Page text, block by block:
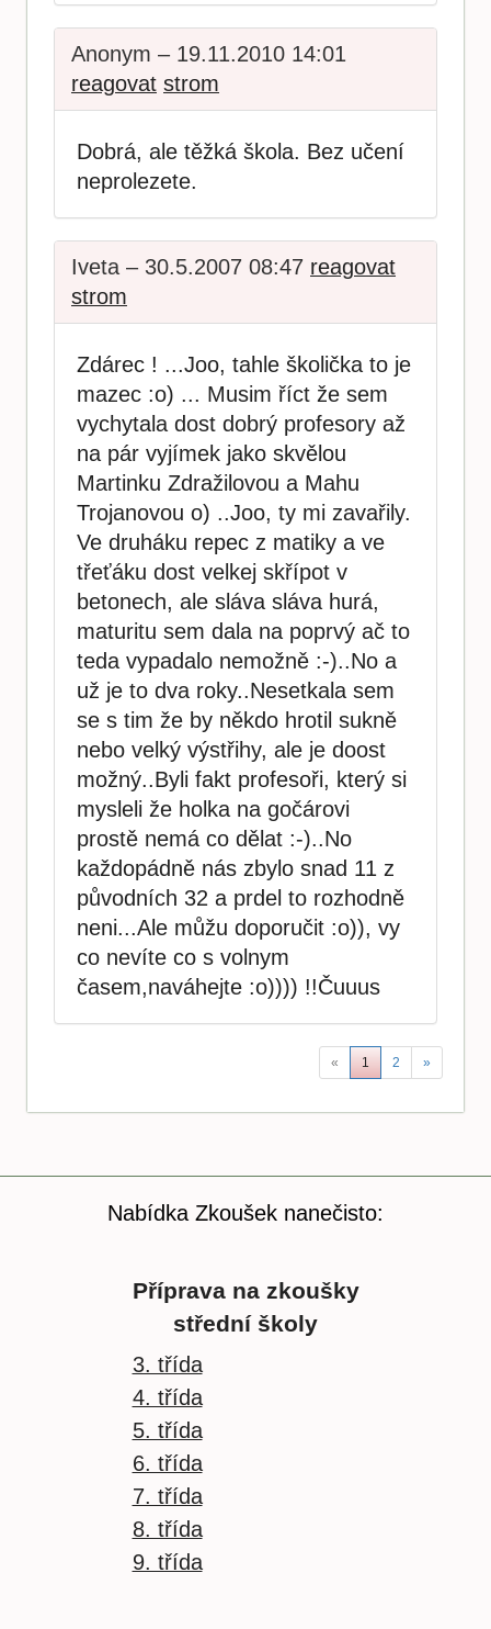
Anonym – 19.11.2010 14:01
reagovat strom
Dobrá, ale těžká škola. Bez učení
neprolezete.
Iveta – 30.5.2007 08:47 reagovat
strom
Zdárec ! ...Joo, tahle školička to je
mazec :o) ... Musim říct že sem
vychytala dost dobrý profesory až
na pár vyjímek jako skvělou
Martinku Zdražilovou a Mahu
Trojanovou o) ..Joo, ty mi zavařily.
Ve druháku repec z matiky a ve
třeťáku dost velkej skřípot v
betonech, ale sláva sláva hurá,
maturitu sem dala na poprvý ač to
teda vypadalo nemožně :-)..No a
už je to dva roky..Nesetkala sem
se s tim že by někdo hrotil sukně
nebo velký výstřihy, ale je doost
možný..Byli fakt profesoři, který si
mysleli že holka na gočárovi
prostě nemá co dělat :-)..No
každopádně nás zbylo snad 11 z
původních 32 a prdel to rozhodně
neni...Ale můžu doporučit :o)), vy
co nevíte co s volnym
časem,naváhejte :o)))) !!Čuuus
« 1 2 »
Nabídka Zkoušek nanečisto:
Příprava na zkoušky
střední školy
3. třída
4. třída
5. třída
6. třída
7. třída
8. třída
9. třída